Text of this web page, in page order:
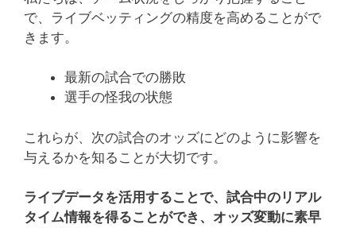
で、ライブベッティングの精度を高めることがで
きます。
最新の試合での勝敗
選手の怪我の状態
これらが、次の試合のオッズにどのように影響を
与えるかを知ることが大切です。
ライブデータを活用することで、試合中のリアル
タイム情報を得ることができ、オッズ変動に素早